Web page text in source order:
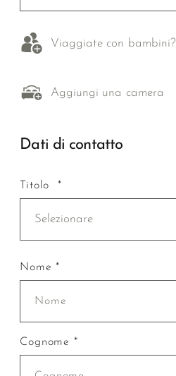
Viaggiate con bambini?
Aggiungi una camera
Dati di contatto
Titolo *
Selezionare
Nome *
Cognome *